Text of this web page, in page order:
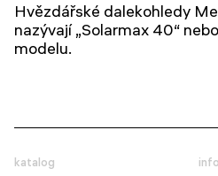
Hvězdářské dalekohledy
nazývají „Solarmax 40“
modelu.
katalog
info